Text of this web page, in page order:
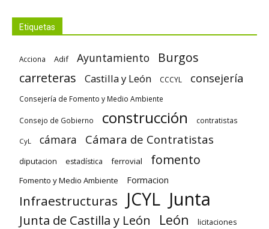
Etiquetas
Acciona Adif Ayuntamiento
Burgos
carreteras
Castilla y León CCCYL consejería
Consejería de Fomento y Medio Ambiente
Consejo de Gobierno construcción contratistas
CyL cámara Cámara de Contratistas
diputacion estadística ferrovial fomento
Fomento y Medio Ambiente Formacion
Infraestructuras JCYL Junta
Junta de Castilla y León León licitaciones